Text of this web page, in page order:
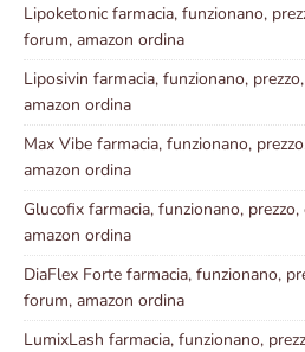
Lipoketonic farmacia, funzionano,
forum, amazon ordina
Liposivin farmacia, funzionano,
amazon ordina
Max Vibe farmacia, funzionano,
amazon ordina
Glucofix farmacia, funzionano,
amazon ordina
DiaFlex Forte farmacia, funzionano,
forum, amazon ordina
LumixLash farmacia, funzionano,